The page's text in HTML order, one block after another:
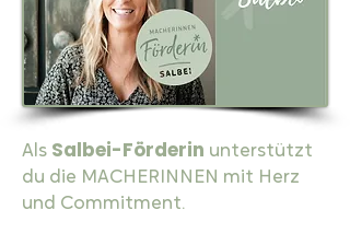
Als Salbei-Förderin unterstützt
du die MACHERINNEN mit Herz
und Commitment.